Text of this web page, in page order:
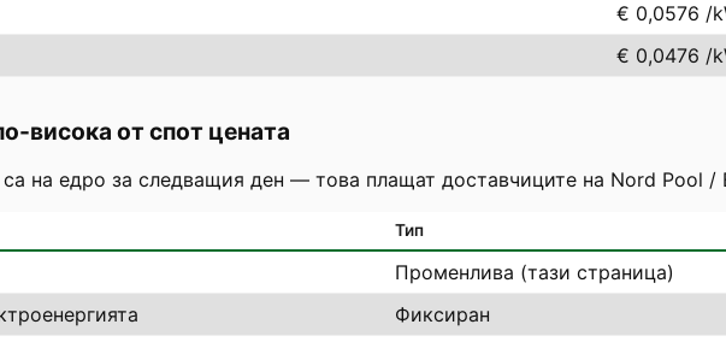
€ 0,0576 /
€ 0,0476 /
висока от спот цената
на едро за следващия ден — това плащат доставчиците на Nord Pool /
Тип
Променлива (тази страница)
Фиксиран